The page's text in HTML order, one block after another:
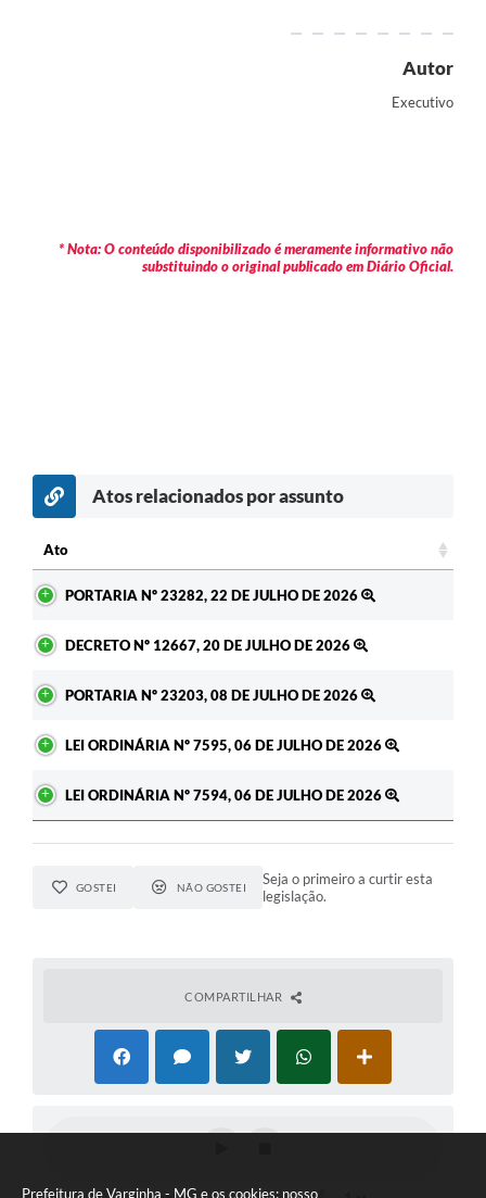
Prefeitura de Varginha - MG e os cookies: nosso
Autor
Executivo
* Nota: O conteúdo disponibilizado é meramente informativo não
substituindo o original publicado em Diário Oficial.
Atos relacionados por assunto
Ato
PORTARIA Nº 23282, 22 DE JULHO DE 2026
DECRETO Nº 12667, 20 DE JULHO DE 2026
PORTARIA Nº 23203, 08 DE JULHO DE 2026
LEI ORDINÁRIA Nº 7595, 06 DE JULHO DE 2026
LEI ORDINÁRIA Nº 7594, 06 DE JULHO DE 2026
GOSTEI NÃO GOSTEI
Seja o primeiro a curtir esta
legislação.
COMPARTILHAR